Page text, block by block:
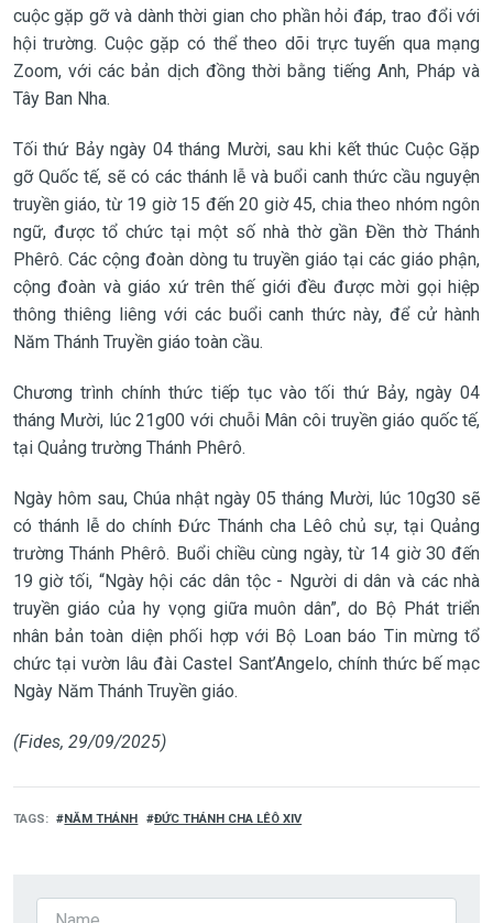
cuộc gặp gỡ và dành thời gian cho phần hỏi đáp, trao đổi với
hội trường. Cuộc gặp có thể theo dõi trực tuyến qua mạng
Zoom, với các bản dịch đồng thời bằng tiếng Anh, Pháp và
Tây Ban Nha.
Tối thứ Bảy ngày 04 tháng Mười, sau khi kết thúc Cuộc Gặp
gỡ Quốc tế, sẽ có các thánh lễ và buổi canh thức cầu nguyện
truyền giáo, từ 19 giờ 15 đến 20 giờ 45, chia theo nhóm ngôn
ngữ, được tổ chức tại một số nhà thờ gần Đền thờ Thánh
Phêrô. Các cộng đoàn dòng tu truyền giáo tại các giáo phận,
cộng đoàn và giáo xứ trên thế giới đều được mời gọi hiệp
thông thiêng liêng với các buổi canh thức này, để cử hành
Năm Thánh Truyền giáo toàn cầu.
Chương trình chính thức tiếp tục vào tối thứ Bảy, ngày 04
tháng Mười, lúc 21g00 với chuỗi Mân côi truyền giáo quốc tế,
tại Quảng trường Thánh Phêrô.
Ngày hôm sau, Chúa nhật ngày 05 tháng Mười, lúc 10g30 sẽ
có thánh lễ do chính Đức Thánh cha Lêô chủ sự, tại Quảng
trường Thánh Phêrô. Buổi chiều cùng ngày, từ 14 giờ 30 đến
19 giờ tối, “Ngày hội các dân tộc - Người di dân và các nhà
truyền giáo của hy vọng giữa muôn dân”, do Bộ Phát triển
nhân bản toàn diện phối hợp với Bộ Loan báo Tin mừng tổ
chức tại vườn lâu đài Castel Sant’Angelo, chính thức bế mạc
Ngày Năm Thánh Truyền giáo.
(Fides, 29/09/2025)
TAGS NĂM THÁNH ĐỨC THÁNH CHA LÊÔ XIV